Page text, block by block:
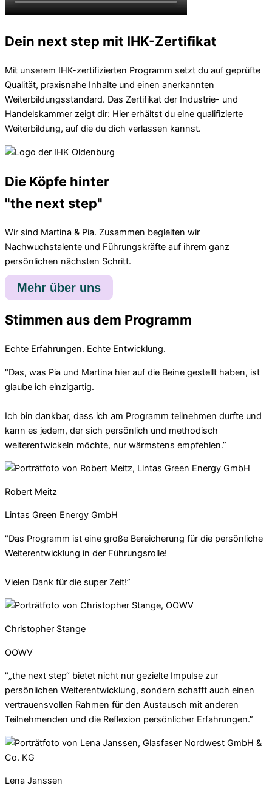
Dein next step mit IHK-Zertifikat
Mit unserem IHK-zertifizierten Programm setzt du auf geprüfte
Qualität, praxisnahe Inhalte und einen anerkannten
Weiterbildungsstandard. Das Zertifikat der Industrie- und
Handelskammer zeigt dir: Hier erhältst du eine qualifizierte
Weiterbildung, auf die du dich verlassen kannst.
Die Köpfe hinter
"the next step"
Wir sind Martina & Pia. Zusammen begleiten wir
Nachwuchstalente und Führungskräfte auf ihrem ganz
persönlichen nächsten Schritt.
Mehr über uns
Stimmen aus dem Programm
Echte Erfahrungen. Echte Entwicklung.
"Das, was Pia und Martina hier auf die Beine gestellt haben, ist
glaube ich einzigartig.
Ich bin dankbar, dass ich am Programm teilnehmen durfte und
kann es jedem, der sich persönlich und methodisch
weiterentwickeln möchte, nur wärmstens empfehlen.”
Robert Meitz
Lintas Green Energy GmbH
"Das Programm ist eine große Bereicherung für die persönliche
Weiterentwicklung in der Führungsrolle!
Vielen Dank für die super Zeit!”
Christopher Stange
OOWV
"„the next step“ bietet nicht nur gezielte Impulse zur
persönlichen Weiterentwicklung, sondern schafft auch einen
vertrauensvollen Rahmen für den Austausch mit anderen
Teilnehmenden und die Reflexion persönlicher Erfahrungen.”
Lena Janssen